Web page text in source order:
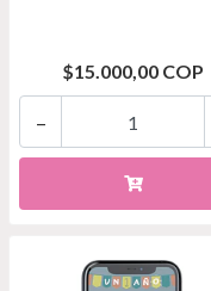
$15.000,00 COP
-